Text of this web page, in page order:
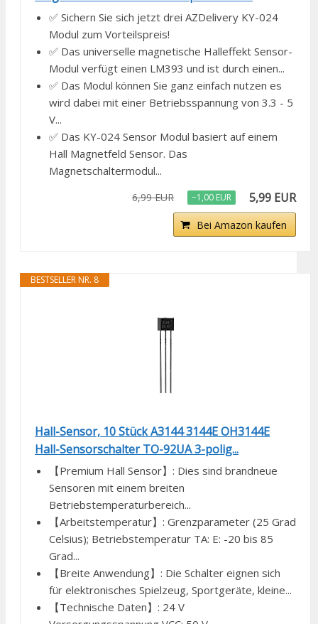
✅ Sichern Sie sich jetzt drei AZDelivery KY-024
Modul zum Vorteilspreis!
✅ Das universelle magnetische Halleffekt Sensor-
Modul verfügt einen LM393 und ist durch einen...
✅ Das Modul können Sie ganz einfach nutzen es
wird dabei mit einer Betriebsspannung von 3.3 - 5
V...
✅ Das KY-024 Sensor Modul basiert auf einem
Hall Magnetfeld Sensor. Das
Magnetschaltermodul...
6,99 EUR −1,00 EUR 5,99 EUR
Bei Amazon kaufen
BESTSELLER NR. 8
Hall-Sensor, 10 Stück A3144 3144E OH3144E
Hall-Sensorschalter TO-92UA 3-polig...
【Premium Hall Sensor】: Dies sind brandneue
Sensoren mit einem breiten
Betriebstemperaturbereich...
【Arbeitstemperatur】: Grenzparameter (25 Grad
Celsius); Betriebstemperatur TA: E: -20 bis 85
Grad...
【Breite Anwendung】: Die Schalter eignen sich
für elektronisches Spielzeug, Sportgeräte, kleine...
【Technische Daten】: 24 V